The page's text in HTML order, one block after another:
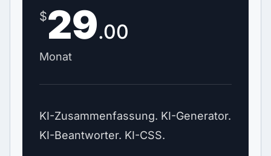
$29.00
Monat
KI-Zusammenfassung. KI-Generator.
KI-Beantworter. KI-CSS.